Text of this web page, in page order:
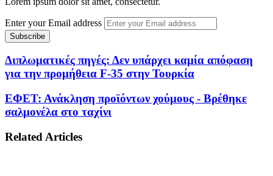
Enter your Email address
Διπλωματικές πηγές: Δεν υπάρχει καμία απόφαση
για την προμήθεια F-35 στην Τουρκία
ΕΦΕΤ: Ανάκληση προϊόντων χούμους - Βρέθηκε
σαλμονέλα στο ταχίνι
Related Articles